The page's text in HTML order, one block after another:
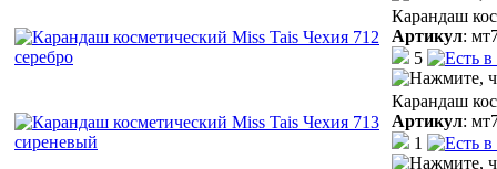
Карандаш
Артикул:
5
Карандаш
Артикул:
1